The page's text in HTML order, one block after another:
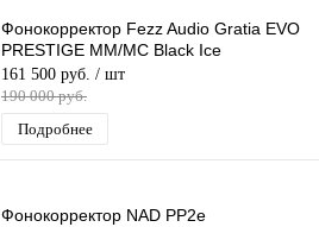
Фонокорректор Fezz Audio Gratia EVO
PRESTIGE MM/MC Black Ice
161 500 руб. / шт
190 000 руб.
Подробнее
Фонокорректор NAD PP2e